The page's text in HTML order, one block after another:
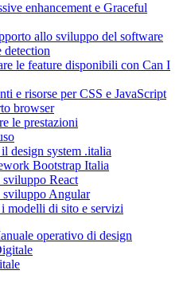
enhancement e Graceful
allo sviluppo del software
detection
le feature disponibili con Can I
e risorse per CSS e JavaScript
browser
le prestazioni
design system .italia
Bootstrap Italia
React
Angular
modelli di sito e servizi
operativo di design